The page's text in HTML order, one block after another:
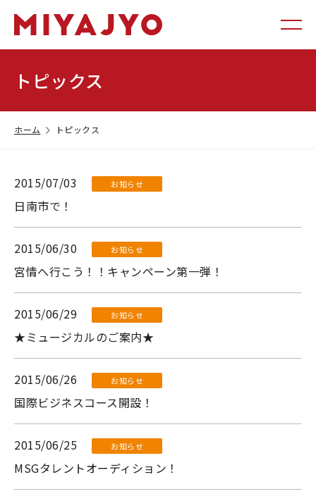
トピックス
ホーム トピックス
2015/07/03 お知らせ
日南市で！
2015/06/30 お知らせ
宮情へ行こう！！キャンペーン第一弾！
2015/06/29 お知らせ
★ミュージカルのご案内★
2015/06/26 お知らせ
国際ビジネスコース開設！
2015/06/25 お知らせ
MSGタレントオーディション！